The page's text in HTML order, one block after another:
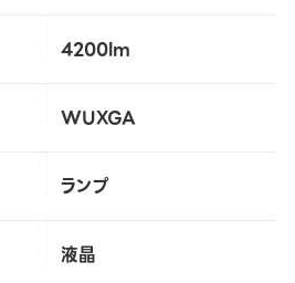
4200lm
WUXGA
ランプ
液晶